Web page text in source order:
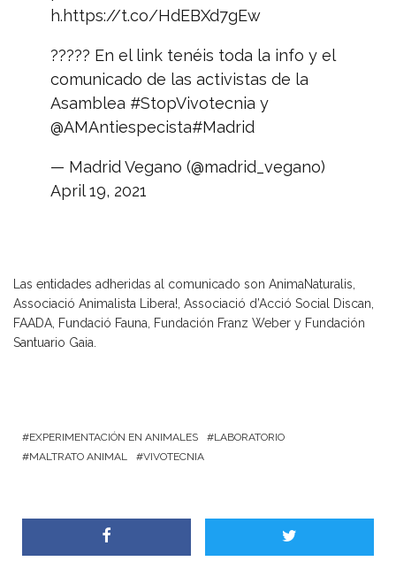
h.https://t.co/HdEBXd7gEw
????? En el link tenéis toda la info y el
comunicado de las activistas de la
Asamblea #StopVivotecnia y
@AMAntiespecista#Madrid
— Madrid Vegano (@madrid_vegano)
April 19, 2021
Las entidades adheridas al comunicado son AnimaNaturalis,
Associació Animalista Libera!, Associació d’Acció Social Discan,
FAADA, Fundació Fauna, Fundación Franz Weber y Fundación
Santuario Gaia.
EXPERIMENTACIÓN EN ANIMALES
LABORATORIO
MALTRATO ANIMAL
VIVOTECNIA